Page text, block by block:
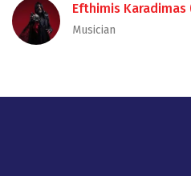
Efthimis Karadimas
Musician